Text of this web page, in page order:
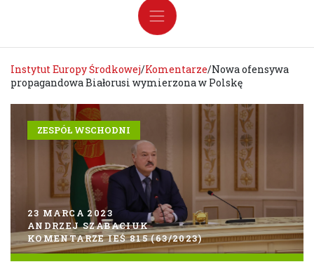
Instytut Europy Środkowej/Komentarze/Nowa ofensywa
propagandowa Białorusi wymierzona w Polskę
ZESPÓŁ WSCHODNI
23 MARCA 2023
ANDRZEJ SZABACIUK
KOMENTARZE IEŚ 815 (63/2023)